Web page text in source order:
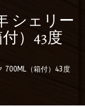
シェリー
）43度
700ML（箱付）43度